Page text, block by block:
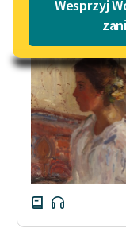
Lektury szkolne i
literatury do
uczennic i uczniów z
E-kolekcja lektur
szkolnych i
słuchania dla
uczniów z
Feministyczne
Wesprzyj